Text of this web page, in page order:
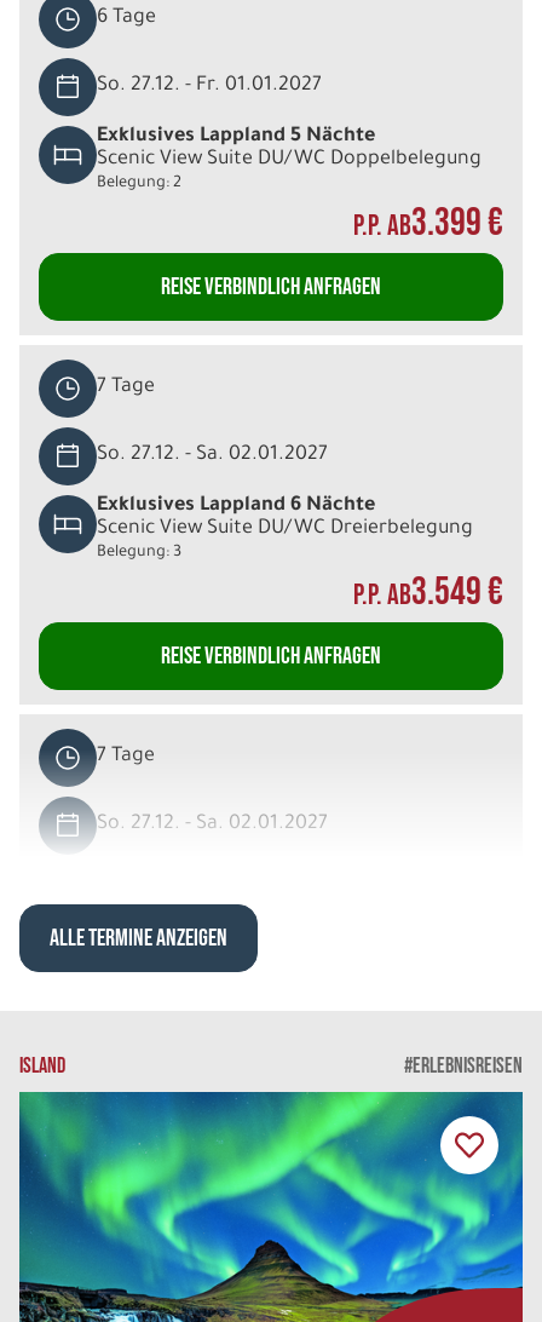
6 Tage
So. 27.12. - Fr. 01.01.2027
Exklusives Lappland 5 Nächte
Scenic View Suite DU/WC Doppelbelegung
Belegung: 2
P.P. AB3.399 €
REISE VERBINDLICH ANFRAGEN
7 Tage
So. 27.12. - Sa. 02.01.2027
Exklusives Lappland 6 Nächte
Scenic View Suite DU/WC Dreierbelegung
Belegung: 3
P.P. AB3.549 €
REISE VERBINDLICH ANFRAGEN
7 Tage
So. 27.12. - Sa. 02.01.2027
So. 27.12. - So. 03.01.2027
Exklusives Lappland 7 Nächte
Scenic View Suite DU/WC Dreierbelegung
Belegung: 3
ALLE TERMINE ANZEIGEN
ISLAND #ERLEBNISREISEN